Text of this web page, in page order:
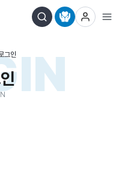
그인